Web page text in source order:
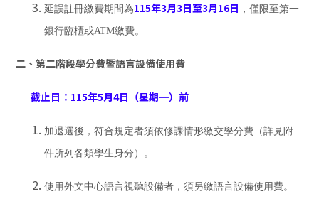
延誤註冊繳費期間為115年3月3日至3月16日 ，僅限至第一
銀行臨櫃或ATM繳費。
二、第二階段學分費暨語言設備使用費
截止日：115年5月4日（星期一）前
加退選後，符合規定者須依修課情形繳交學分費（詳見附
件所列各類學生身分）。
使用外文中心語言視聽設備者，須另繳語言設備使用費。